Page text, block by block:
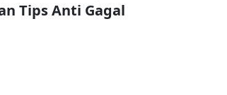
Tips Anti Gagal